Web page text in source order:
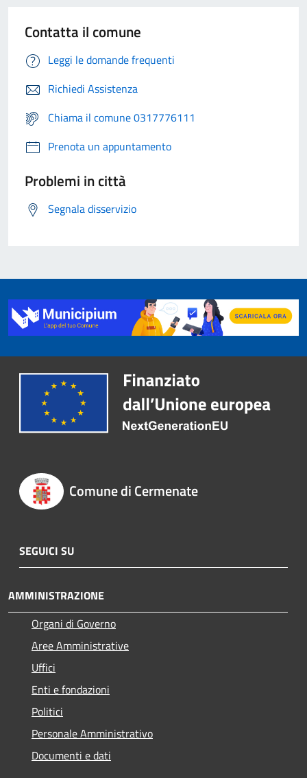
Contatta il comune
Leggi le domande frequenti
Richiedi Assistenza
Chiama il comune 0317776111
Prenota un appuntamento
Problemi in città
Segnala disservizio
Comune di Cermenate
SEGUICI SU
AMMINISTRAZIONE
Organi di Governo
Aree Amministrative
Uffici
Enti e fondazioni
Politici
Personale Amministrativo
Documenti e dati